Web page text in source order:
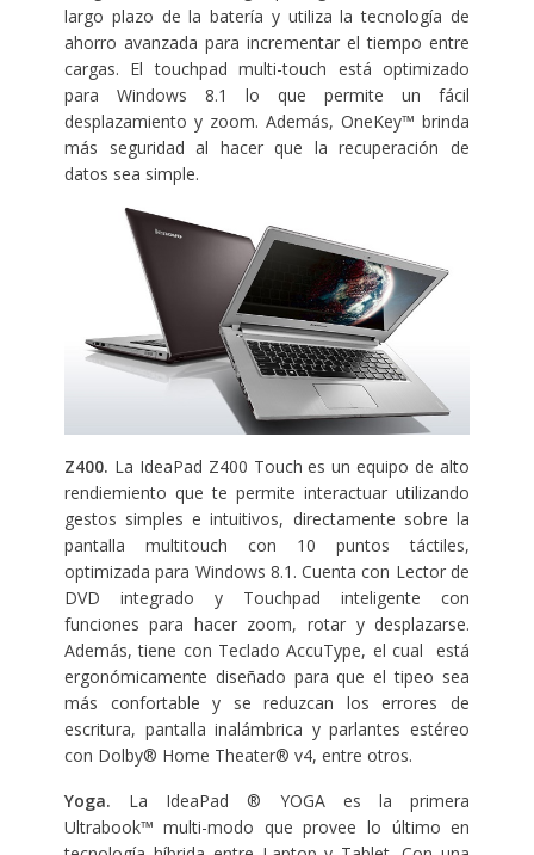
largo plazo de la batería y utiliza la tecnología de
ahorro avanzada para incrementar el tiempo entre
cargas. El touchpad multi-touch está optimizado
para Windows 8.1 lo que permite un fácil
desplazamiento y zoom. Además, OneKey™ brinda
más seguridad al hacer que la recuperación de
datos sea simple.
Z400. La IdeaPad Z400 Touch es un equipo de alto
rendiemiento que te permite interactuar utilizando
gestos simples e intuitivos, directamente sobre la
pantalla multitouch con 10 puntos táctiles,
optimizada para Windows 8.1. Cuenta con Lector de
DVD integrado y Touchpad inteligente con
funciones para hacer zoom, rotar y desplazarse.
Además, tiene con Teclado AccuType, el cual está
ergonómicamente diseñado para que el tipeo sea
más confortable y se reduzcan los errores de
escritura, pantalla inalámbrica y parlantes estéreo
con Dolby® Home Theater® v4, entre otros.
Yoga.
La IdeaPad ® YOGA es la primera
Ultrabook™ multi-modo que provee lo último en